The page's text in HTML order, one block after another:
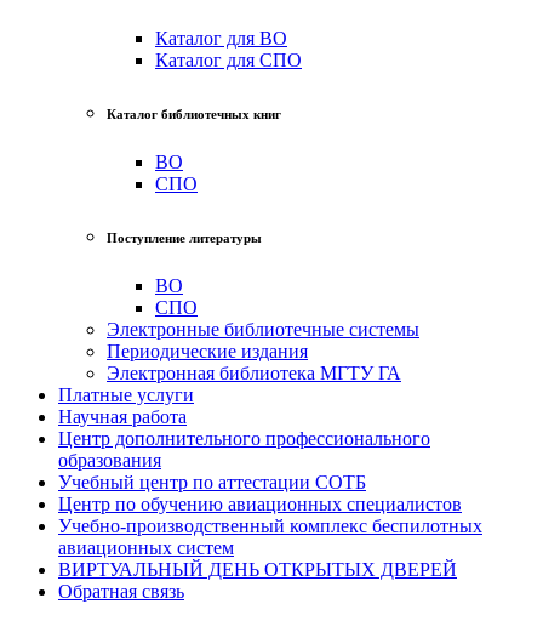
Каталог для ВО
Каталог для СПО
Каталог библиотечных книг
ВО
СПО
Поступление литературы
ВО
СПО
Электронные библиотечные системы
Периодические издания
Электронная библиотека МГТУ ГА
Платные услуги
Научная работа
Центр дополнительного профессионального
образования
Учебный центр по аттестации СОТБ
Центр по обучению авиационных специалистов
Учебно-производственный комплекс беспилотных
авиационных систем
ВИРТУАЛЬНЫЙ ДЕНЬ ОТКРЫТЫХ ДВЕРЕЙ
Обратная связь